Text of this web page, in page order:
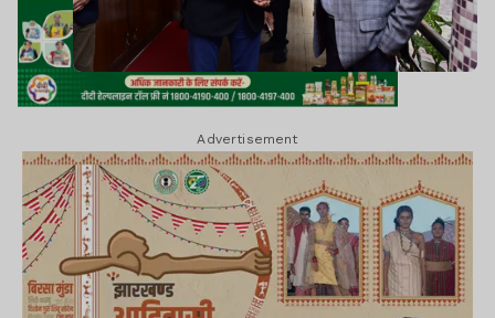
Advertisement